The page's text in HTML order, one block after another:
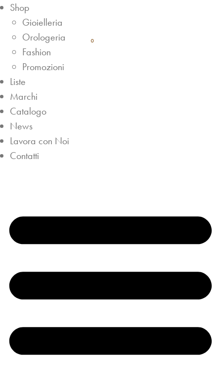
0
Shop
Gioielleria
Orologeria
Fashion
Promozioni
Liste
Marchi
Catalogo
News
Lavora con Noi
Contatti
0